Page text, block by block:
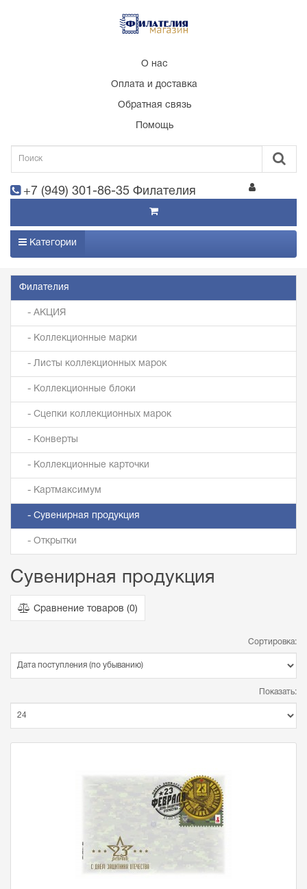
О нас
Оплата и доставка
Обратная связь
Помощь
+7 (949) 301-86-35 Филателия
Категории
Филателия
- АКЦИЯ
- Коллекционные марки
- Листы коллекционных марок
- Коллекционные блоки
- Сцепки коллекционных марок
- Конверты
- Коллекционные карточки
- Картмаксимум
- Сувенирная продукция
- Открытки
Сувенирная продукция
Сравнение товаров (0)
Сортировка:
Показать: